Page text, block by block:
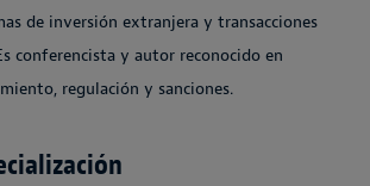
de inversión extranjera y transacciones
conferencista y autor reconocido en
regulación y sanciones.